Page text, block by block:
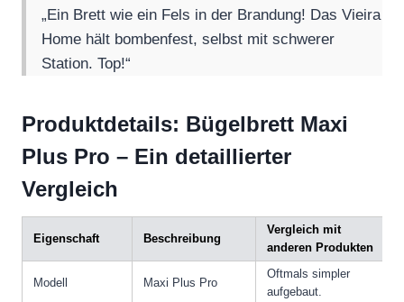
„Ein Brett wie ein Fels in der Brandung! Das Vieira
Home hält bombenfest, selbst mit schwerer
Station. Top!“
Produktdetails: Bügelbrett Maxi
Plus Pro – Ein detaillierter
Vergleich
Eigenschaft Beschreibung
Vergleich mit
anderen Produkten
Modell Maxi Plus Pro
Oftmals simpler
aufgebaut.